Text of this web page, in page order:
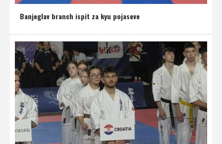
Banjeglav branch ispit za kyu pojaseve